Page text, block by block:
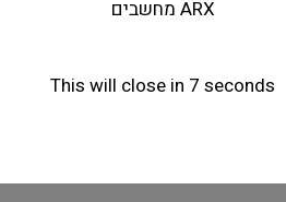
ARX מחשבים
This will close in 7 seconds